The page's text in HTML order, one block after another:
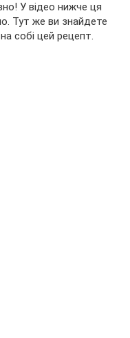
У відео нижче ця
Тут же ви знайдете
собі цей рецепт.